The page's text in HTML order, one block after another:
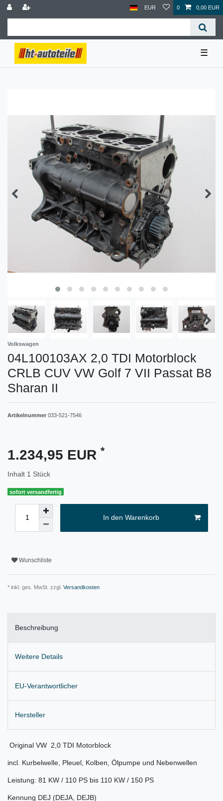
EUR 0 0,00 EUR
☰
Volkswagen
04L100103AX 2,0 TDI Motorblock
CRLB CUV VW Golf 7 VII Passat B8
Sharan II
Artikelnummer 033-521-7546
1.234,95 EUR *
Inhalt 1 Stück
sofort versandfertig
In den Warenkorb
Wunschliste
* inkl. ges. MwSt. zzgl. Versandkosten
Beschreibung
Weitere Details
EU-Verantwortlicher
Hersteller
Original VW 2,0 TDI Motorblock
incl. Kurbelwelle, Pleuel, Kolben, Ölpumpe und Nebenwellen
Leistung: 81 KW / 110 PS bis 110 KW / 150 PS
Kennung DEJ (DEJA, DEJB)